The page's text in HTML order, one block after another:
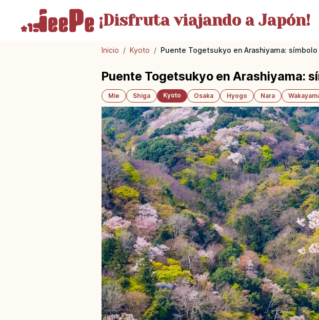
¡Disfrutaviajando a Japón!
Inicio / Kyoto / Puente Togetsukyo en Arashiyama:
Puente Togetsukyo en Arashiyama:
Mie Shiga Kyoto Osaka Hyogo Nara